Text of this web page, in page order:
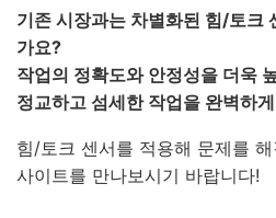
기존 시장과는 차별화된 힘/토크
가요?
작업의 정확도와 안정성을 더욱
정교하고 섬세한 작업을 완벽하
힘/토크 센서를 적용해 문제를
사이트를 만나보시기 바랍니다!